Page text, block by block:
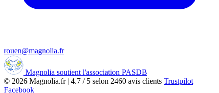
rouen@magnolia.fr
Magnolia soutient l'association PASDB
© 2026 Magnolia.fr| 4.7 / 5 selon 2460 avis clients Trustpilot
Facebook